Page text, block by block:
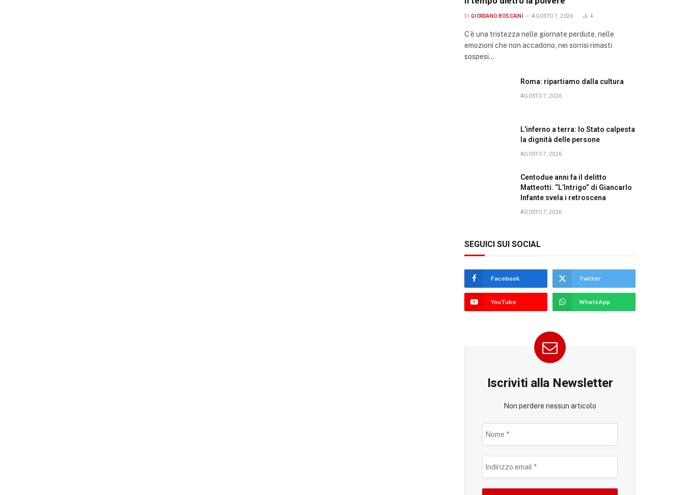
DI GIORDANO BOSCAINI AGOSTO 7, 2026 4
C’è una tristezza nelle giornate perdute, nelle
emozioni che non accadono, nei sorrisi rimasti
sospesi…
Roma: ripartiamo dalla cultura
AGOSTO 7, 2026
L’inferno a terra: lo Stato calpesta
la dignità delle persone
AGOSTO 7, 2026
Centodue anni fa il delitto
Matteotti. “L’Intrigo” di Giancarlo
Infante svela i retroscena
AGOSTO 7, 2026
SEGUICI SUI SOCIAL
Facebook Twitter
YouTube WhatsApp
Iscriviti alla Newsletter
Non perdere nessun articolo